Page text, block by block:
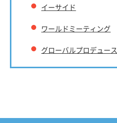
イーサイド
ワールドミーティング
グローバルプロデュース